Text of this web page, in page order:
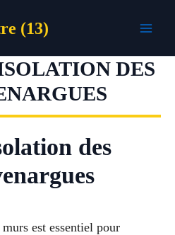
(13)
DES
des
est essentiel pour